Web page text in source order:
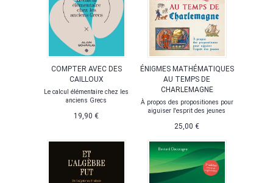
COMPTER AVEC DES
CAILLOUX
Le calcul élémentaire chez les
anciens Grecs
19,90 €
ÉNIGMES MATHÉMATIQUES
AU TEMPS DE
CHARLEMAGNE
À propos des propositiones pour
aiguiser l'esprit des jeunes
25,00 €